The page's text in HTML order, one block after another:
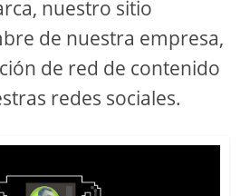
nuestro sitio
de nuestra empresa,
de red de contenido
redes sociales.